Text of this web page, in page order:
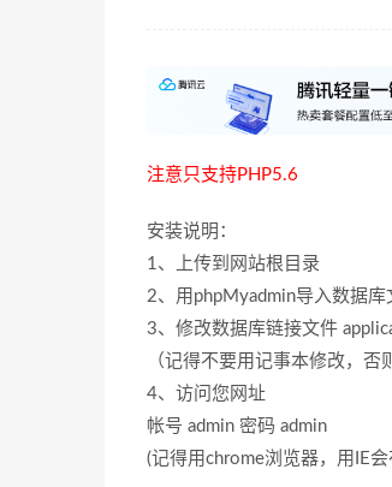
注意只支持PHP5.6
安装说明：
1、上传到网站根目录
2、用phpMyadmin导入数据库
3、修改数据库链接文件
（记得不要用记事本修改，
4、访问您网址
帐号 admin 密码 admin
(记得用chrome浏览器，用IE